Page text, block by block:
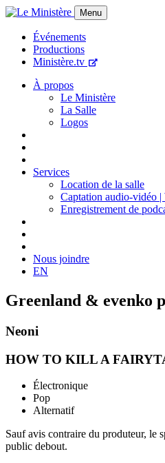
Menu
Événements
Productions
Ministère.tv
À propos
Le Ministère
La Salle
Logos
Services
Location de la salle
Captation audio-vidéo
Enregistrement de
Nous joindre
EN
Greenland & evenko
Neoni
HOW TO KILL A
Électronique
Pop
Alternatif
Sauf avis contraire du produteur, le
public debout.